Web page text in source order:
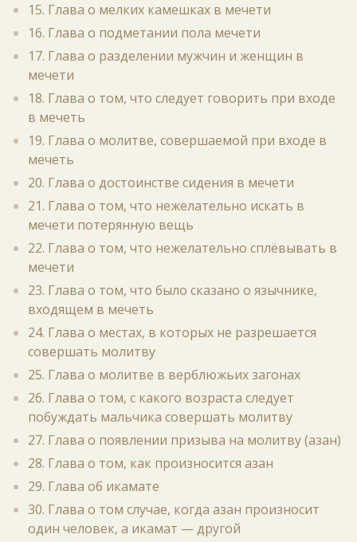
15. Глава о мелких камешках в мечети
16. Глава о подметании пола мечети
17. Глава о разделении мужчин и женщин в
мечети
18. Глава о том, что следует говорить при входе
в мечеть
19. Глава о молитве, совершаемой при входе в
мечеть
20. Глава о достоинстве сидения в мечети
21. Глава о том, что нежелательно искать в
мечети потерянную вещь
22. Глава о том, что нежелательно сплёвывать в
мечети
23. Глава о том, что было сказано о язычнике,
входящем в мечеть
24. Глава о местах, в которых не разрешается
совершать молитву
25. Глава о молитве в верблюжьих загонах
26. Глава о том, с какого возраста следует
побуждать мальчика совершать молитву
27. Глава о появлении призыва на молитву (азан)
28. Глава о том, как произносится азан
29. Глава об икамате
30. Глава о том случае, когда азан произносит
один человек, а икамат — другой